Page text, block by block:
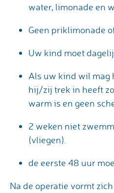
water, limonade en
Geen priklimonade
Uw kind moet
Als uw kind wil
hij/zij trek in heeft
warm is en geen
2 weken niet
(vliegen).
de eerste 48 uur
Na de operatie vormt